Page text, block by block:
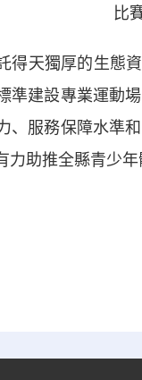
比
天獨厚的生態資
準建設專業運動
、服務保障水準
力助推全縣青少